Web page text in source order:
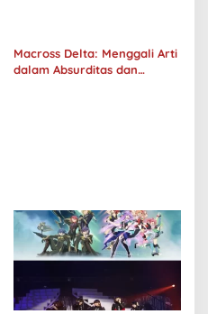
Macross Delta: Menggali Arti
dalam Absurditas dan